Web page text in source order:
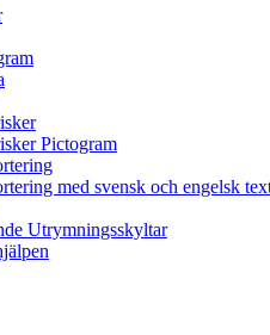
Pictogram
med svensk och engelsk
Utrymningsskyltar